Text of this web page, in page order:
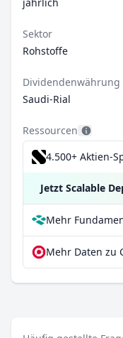
Sektor
Rohstoffe
Dividendenwährung
Saudi-Rial
Ressourcen
4.500+ Aktien-
Jetzt Scalable
Mehr Daten zu